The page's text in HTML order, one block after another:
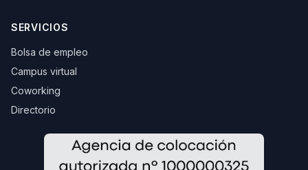
SERVICIOS
Bolsa de empleo
Campus virtual
Coworking
Directorio